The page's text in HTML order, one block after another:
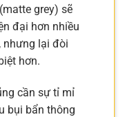
grey) sẽ
đại hơn nhiều
nhưng lại đòi
hơn.
cần sự tỉ mỉ
bụi bẩn thông